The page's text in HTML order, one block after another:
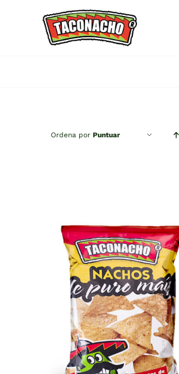
Ordena por Puntuar
QUICK VIEW